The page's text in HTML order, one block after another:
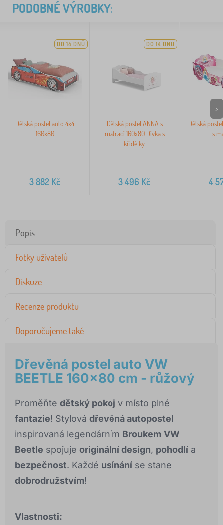
PODOBNÉ VÝROBKY:
DO 14 DNŮ
Dětská postel auto 4x4
160x80
3 882 Kč
DO 14 DNŮ
Dětská postel ANNA s
matrací 160x80 Dívka s
křidélky
3 496 Kč
Dětská
s
4
>
Popis
Fotky uživatelů
Diskuze
Recenze produktu
Doporučujeme také
Dřevěná postel auto VW
BEETLE 160x80 cm - růžový
Proměňte dětský pokoj v místo plné
fantazie! Stylová dřevěná autopostel
inspirovaná legendárním Broukem VW
Beetle spojuje originální design, pohodlí a
bezpečnost. Každé usínání se stane
dobrodružstvím!
Vlastnosti: